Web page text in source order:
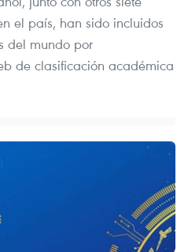
el país, han sido incluidos
del mundo por
de clasificación académica